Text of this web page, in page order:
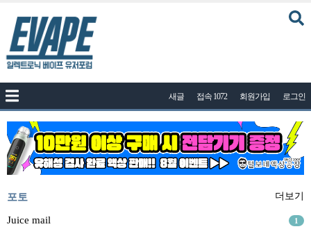
공지사항
나눔이벤트
자유게시판
질문답변
포토
건의게시판
새글 접속 1072 회원가입 로그인
포토 더보기
Juice mail 1